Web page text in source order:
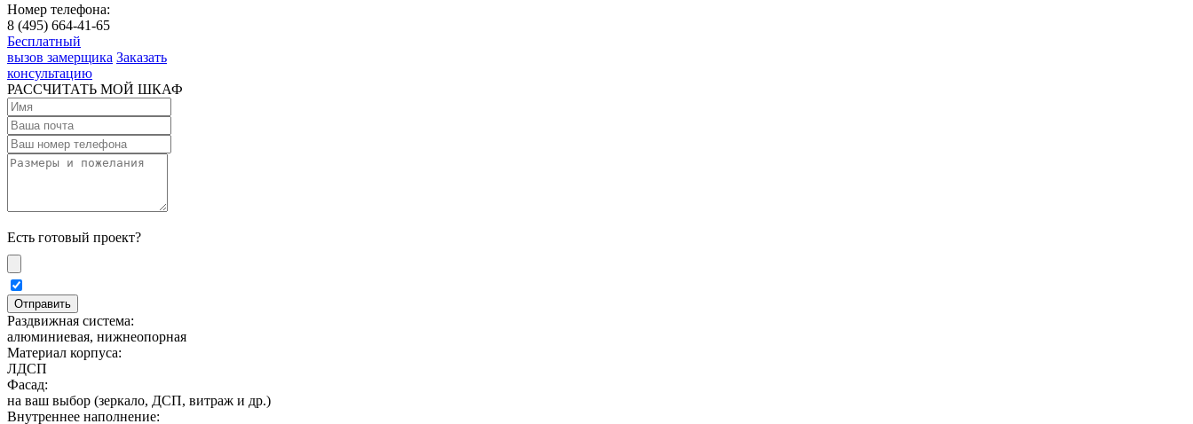
Номер телефона:
8 (495) 664-41-65
Бесплатный
вызов замерщика Заказать
консультацию
РАССЧИТАТЬ МОЙ ШКАФ
Есть готовый проект?
Раздвижная система:
алюминиевая, нижнеопорная
Материал корпуса:
ЛДСП
Фасад:
на ваш выбор (зеркало, ДСП, витраж и др.)
Внутреннее наполнение: